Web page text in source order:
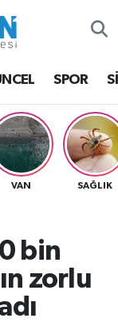
SPOR
VAN SAĞLIK
bin
zorlu